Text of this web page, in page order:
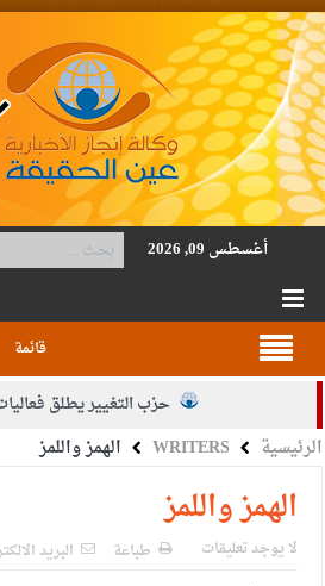
أغسطس 09, 2026
قائمة
حزب التغيير يطلق
الجيش يفتح باب التجنيد لحملة
بيان اجتماع عمّان:دعم الوصاية
الإسلامية
الرئيسية WRITERS الهمز واللمز
الهمز واللمز
لا يوجد تعليقات طباعة البريد